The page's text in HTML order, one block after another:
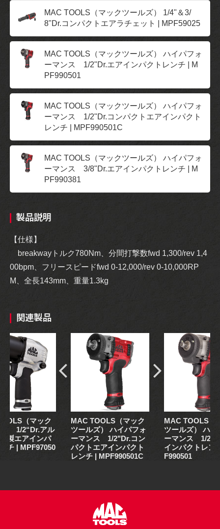
MAC TOOLS（マックツールズ） 1/4"＆3/
8"Dr.コンパクトエアラチェット | MPF59025
MAC TOOLS（マックツールズ） ハイパフォ
ーマンス 1/2"Dr.エアインパクトレンチ | M
PF990501
MAC TOOLS（マックツールズ） ハイパフォ
ーマンス 1/2"Dr.コンパクトエアインパクト
レンチ | MPF990501C
MAC TOOLS（マックツールズ） ハイパフォ
ーマンス 3/8"Dr.エアインパクトレンチ | M
PF990381
製品説明
【仕様】
breakwayトルク780Nm、分間打撃数fwd 1,300/rev 1,4
00bpm、フリースピードfwd 0-12,000/rev 0-10,000RP
M、全長143mm、重量1.3kg
関連製品
（マック
） 1/2“Dr.アル
製エアインパ
チ | MPF97050
MAC TOOLS（マック
ツールズ） ハイパフォ
ーマンス 1/2"Dr.コン
パクトエアインパクト
レンチ | MPF990501C
MAC TOOLS（
ツールズ） ハイ
ーマンス 1/
インパクトレン
F990501